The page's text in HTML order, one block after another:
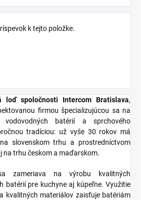
k tejto položke.
loď spoločnosti Intercom Bratislava,
firmou špecializujúcou sa na
batérií a sprchového
tradíciou: už vyše 30 rokov má
slovenskom trhu a prostredníctvom
na trhu českom a maďarskom.
zameriava na výrobu kvalitných
batérií pre kuchyne aj kúpeľne. Využitie
kvalitných materiálov zaisťuje batériám